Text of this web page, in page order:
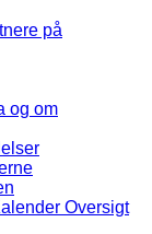
på
og om
Oversigt